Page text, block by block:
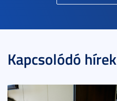
Kapcsolódó hírek